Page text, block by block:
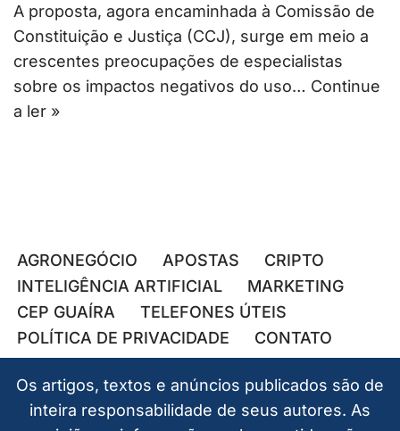
A proposta, agora encaminhada à Comissão de
Constituição e Justiça (CCJ), surge em meio a
crescentes preocupações de especialistas
sobre os impactos negativos do uso… Continue
a ler »
AGRONEGÓCIO APOSTAS
CRIPTO
INTELIGÊNCIA ARTIFICIAL
MARKETING
CEP GUAÍRA
TELEFONES ÚTEIS
POLÍTICA DE PRIVACIDADE
CONTATO
Os artigos, textos e anúncios publicados são de
inteira responsabilidade de seus autores. As